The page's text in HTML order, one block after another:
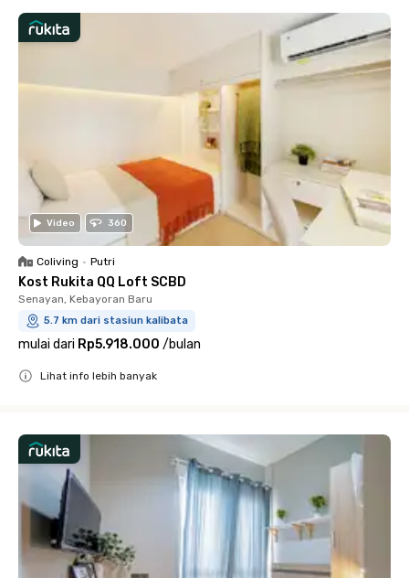
Video 360
Coliving • Putri
Kost Rukita QQ Loft SCBD
Senayan, Kebayoran Baru
5.7 km dari stasiun kalibata
mulai dari Rp5.918.000 /bulan
Lihat info lebih banyak